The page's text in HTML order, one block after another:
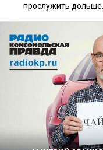
прослужить дольше.